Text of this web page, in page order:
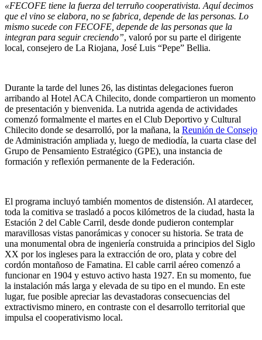
«FECOFE tiene la fuerza del terruño cooperativista. Aquí decimos
que el vino se elabora, no se fabrica, depende de las personas. Lo
mismo sucede con FECOFE, depende de las personas que la
integran para seguir creciendo”, valoró por su parte el dirigente
local, consejero de La Riojana, José Luis “Pepe” Bellia.
Durante la tarde del lunes 26, las distintas delegaciones fueron
arribando al Hotel ACA Chilecito, donde compartieron un momento
de presentación y bienvenida. La nutrida agenda de actividades
comenzó formalmente el martes en el Club Deportivo y Cultural
Chilecito donde se desarrolló, por la mañana, la Reunión de Consejo
de Administración ampliada y, luego de mediodía, la cuarta clase del
Grupo de Pensamiento Estratégico (GPE), una instancia de
formación y reflexión permanente de la Federación.
El programa incluyó también momentos de distensión. Al atardecer,
toda la comitiva se trasladó a pocos kilómetros de la ciudad, hasta la
Estación 2 del Cable Carril, desde donde pudieron contemplar
maravillosas vistas panorámicas y conocer su historia. Se trata de
una monumental obra de ingeniería construida a principios del Siglo
XX porlos ingleses para la extracción de oro, plata y cobre del
cordón montañoso de Famatina. El cable carril aéreo comenzó a
funcionar en 1904 y estuvo activo hasta 1927. En su momento, fue
la instalación más larga y elevada de su tipo en el mundo. En este
lugar, fue posible apreciar las devastadoras consecuencias del
extractivismo minero, en contraste con el desarrollo territorial que
impulsa el cooperativismo local.